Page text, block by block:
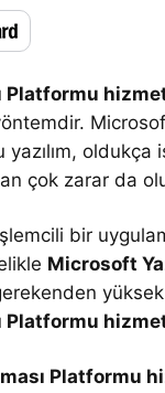
Platformu
çok zarar da
bir
Microsoft
Platformu
Platformu